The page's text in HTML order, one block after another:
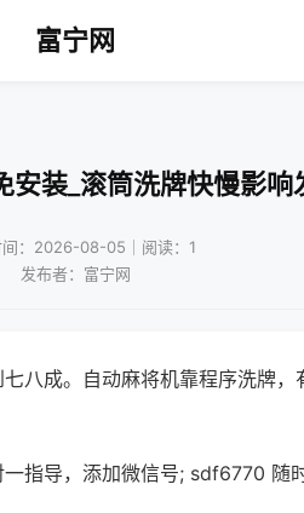
富宁网
安装_滚筒洗牌快慢影
间：2026-08-05｜阅读：1
发布者：富宁网
八成。自动麻将机靠程序洗牌，
指导，添加微信号; sdf6770 随